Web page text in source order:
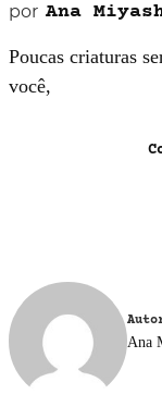
por Ana
Poucas criaturas
você,
Ana